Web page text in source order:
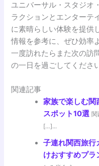
ユニバーサル・スタジオ
ラクションとエンターテ
に素晴らしい体験を提供
情報を参考に、ぜひ効率
一度訪れたらまた次の訪
の一日を過ごしてくださ
関連記事
家族で楽しむ関
スポット10選 関
[…]...
子連れ関西旅行
けおすすめプラ